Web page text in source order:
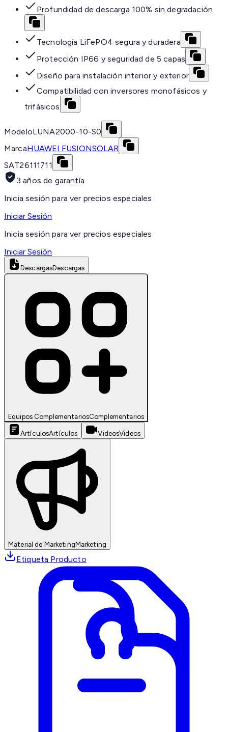
Profundidad de descarga 100% sin degradación
Tecnología LiFePO4 segura y duradera
Protección IP66 y seguridad de 5 capas
Diseño para instalación interior y exterior
Compatibilidad con inversores monofásicos y
trifásicos
ModeloLUNA2000-10-S0
MarcaHUAWEI FUSIONSOLAR
SAT26111711
3 años de garantía
Inicia sesión para ver precios especiales
Iniciar Sesión
Inicia sesión para ver precios especiales
Iniciar Sesión
DescargasDescargas
Equipos ComplementariosComplementarios
ArtículosArtículos VideosVideos
Material de MarketingMarketing
Etiqueta Producto